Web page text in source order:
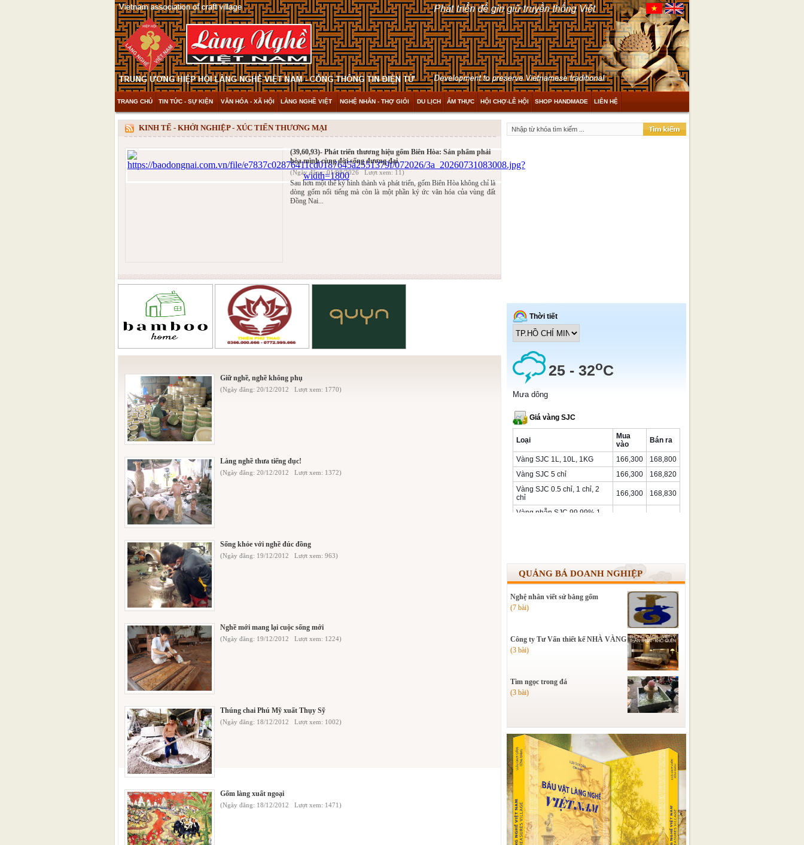
TRANG CHỦ TIN TỨC - SỰ KIỆN VĂN HÓA - XÃ HỘI LÀNG NGHỀ VIỆT NGHỆ NHÂN - THỢ GIỎI DU LỊCH ẨM THỰC HỘI CHỢ-LỄ HỘI SHOP HANDMADE LIÊN HỆ
THAM KHẢO & KHÁM PHÁ VIDEO
KINH TẾ - KHỞI NGHIỆP - XÚC TIẾN THƯƠNG MẠI
(39,60,93)- Phát triển thương hiệu gốm Biên Hòa: Sản phẩm phải
hòa mình cùng đời sống đương đại
(Ngày đăng: 01/08/2026 Lượt xem: 11)
Sau hơn một thế kỷ hình thành và phát triển, gốm Biên Hòa không chỉ là
dòng gốm nổi tiếng mà còn là một phần ký ức văn hóa của vùng đất
Đồng Nai...
Giữ nghề, nghề không phụ
(Ngày đăng: 20/12/2012 Lượt xem: 1770)
Làng nghề thưa tiếng đục!
(Ngày đăng: 20/12/2012 Lượt xem: 1372)
Sống khỏe với nghề đúc đồng
(Ngày đăng: 19/12/2012 Lượt xem: 963)
Nghề mới mang lại cuộc sống mới
(Ngày đăng: 19/12/2012 Lượt xem: 1224)
Thúng chai Phú Mỹ xuất Thụy Sỹ
(Ngày đăng: 18/12/2012 Lượt xem: 1002)
Gốm làng xuất ngoại
(Ngày đăng: 18/12/2012 Lượt xem: 1471)
QUẢNG BÁ DOANH NGHIỆP
Nghệ nhân viết sử bằng gốm
(7 bài)
Công ty Tư Vấn thiết kế NHÀ VÀNG
(3 bài)
Tìm ngọc trong đá
(3 bài)